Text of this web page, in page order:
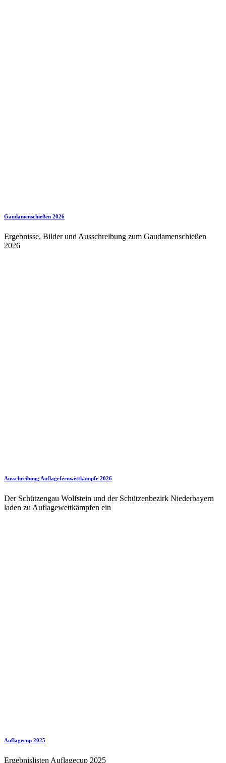
Gaudamenschießen 2026
Ergebnisse, Bilder und Ausschreibung zum Gaudamenschießen
2026
Ausschreibung Auflagefernwettkämpfe 2026
Der Schützengau Wolfstein und der Schützenbezirk Niederbayern
laden zu Auflagewettkämpfen ein
Auflagecup 2025
Ergebnislisten Auflagecup 2025